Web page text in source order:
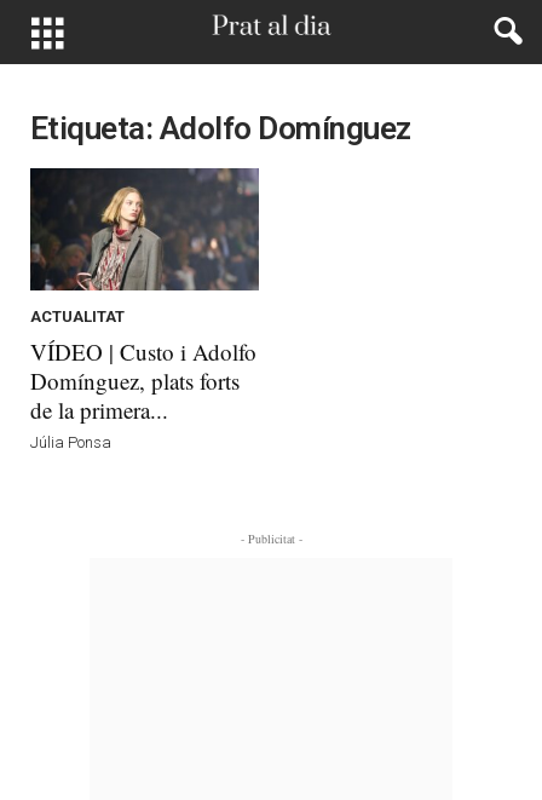
Etiqueta: Adolfo Domínguez
ACTUALITAT
VÍDEO | Custo i Adolfo
Domínguez, plats forts
de la primera...
Júlia Ponsa
- Publicitat -